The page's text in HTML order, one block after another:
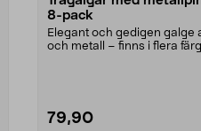
8-pack
Elegant och gedigen galge
och metall – finns i flera
79,90